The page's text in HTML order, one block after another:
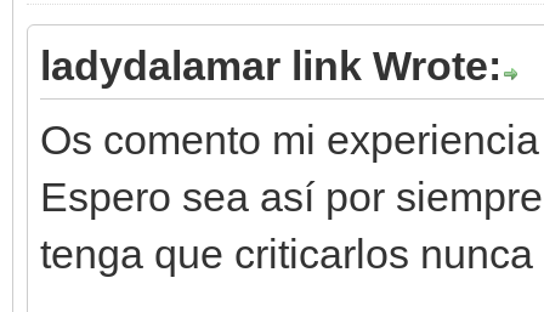
ladydalamar link Wrote:
Os comento mi
Espero sea así por
tenga que criticarlos nunca